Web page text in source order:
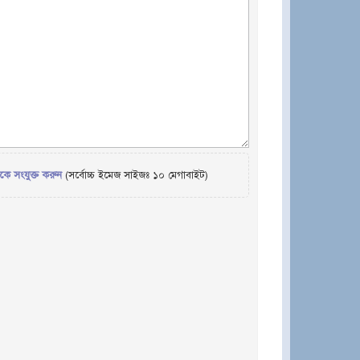
সংযুক্ত করুন(সর্বোচ্চ ইমেজ সাইজঃ ১০ মেগাবাইট)